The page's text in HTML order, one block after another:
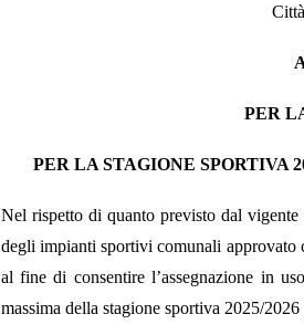
PER
PER LA STAGIONE SPORTIVA
Nel rispetto di quanto previsto dal
degli impianti sportivi comunali
al fine di consentire l’assegnazione in
massima della stagione sportiva 2025/